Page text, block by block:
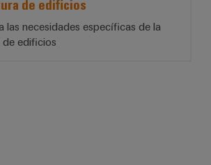
de edificios
las necesidades específicas de la
edificios